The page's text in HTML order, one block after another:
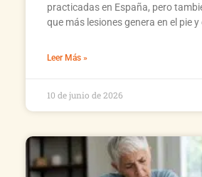
practicadas en España, pero
que más lesiones genera en el pie y
Leer Más »
10 de junio de 2026